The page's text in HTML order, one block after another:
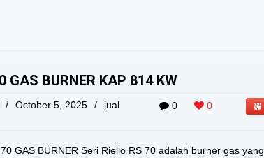
GAS BURNER KAP 814 KW
0 0
/ October 5, 2025 /
jual
GAS BURNER Seri Riello RS ​​70 adalah burner gas yang